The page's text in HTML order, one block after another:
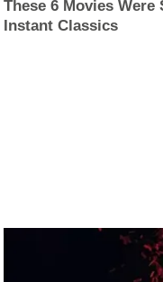
These 6 Movies Were
Instant Classics